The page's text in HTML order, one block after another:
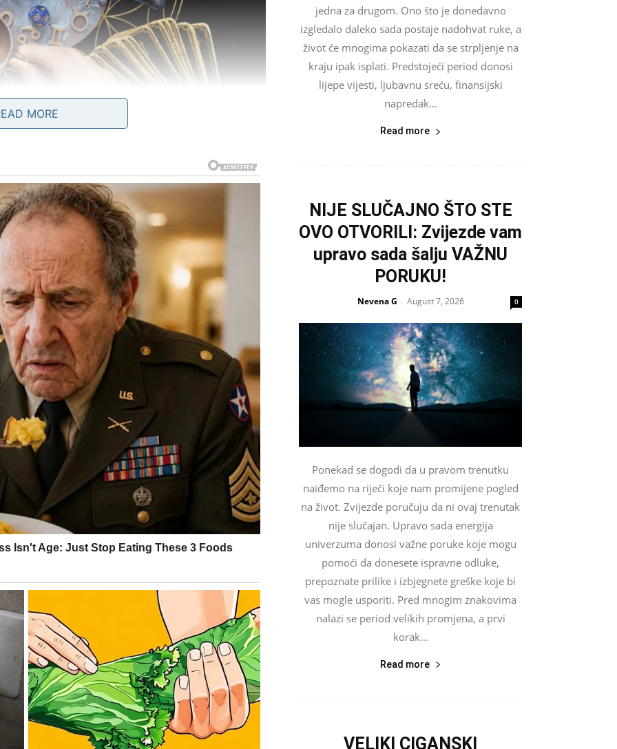
vrata mnogo uspješnije budućnosti.
želi ostati uz vas.
nova poznanstva.
astrologije u ovom periodu.
MORE
jedna za drugom. Ono što je donedavno
izgledalo daleko sada postaje nadohvat ruke, a
život će mnogima pokazati da se strpljenje na
kraju ipak isplati. Predstojeći period donosi
lijepe vijesti, ljubavnu sreću, finansijski
napredak...
Read more
NIJE SLUČAJNO ŠTO STE
OVO OTVORILI: Zvijezde vam
upravo sada šalju VAŽNU
PORUKU!
Nevena G - August 7, 2026 0
Ponekad se dogodi da u pravom trenutku
naiđemo na riječi koje nam promijene pogled
na život. Zvijezde poručuju da ni ovaj trenutak
nije slučajan. Upravo sada energija
univerzuma donosi važne poruke koje mogu
pomoći da donesete ispravne odluke,
prepoznate prilike i izbjegnete greške koje bi
vas mogle usporiti. Pred mnogim znakovima
nalazi se period velikih promjena, a prvi
korak...
Read more
VELIKI CIGANSKI